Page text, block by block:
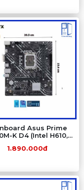
Asus Prime
K D4 (Intel H610,
Ram DDR4)
1.890.000đ